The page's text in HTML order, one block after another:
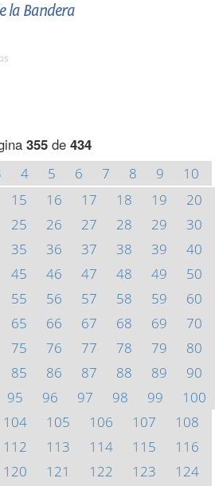
la Bandera
355de 434
4 5 6 7 8 9
10
15 16 17 18 19
20
25 26 27 28 29
30
35 36 37 38 39
40
45 46 47 48 49
50
55 56 57 58 59
60
65 66 67 68 69
70
75 76 77 78 79
80
85 86 87 88 89
90
95 96 97 98 99
100
104 105 106 107
108
112 113 114 115
116
120 121 122 123
124